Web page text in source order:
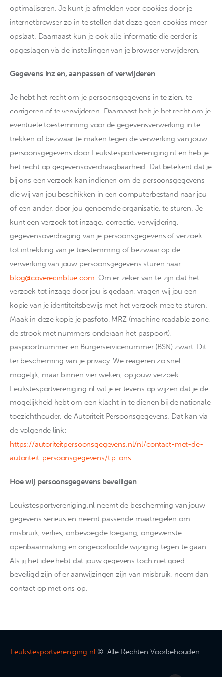
optimaliseren. Je kunt je afmelden voor cookies door je
internetbrowser zo in te stellen dat deze geen cookies meer
opslaat. Daarnaast kun je ook alle informatie die eerder is
opgeslagen via de instellingen van je browser verwijderen.
Gegevens inzien, aanpassen of verwijderen
Je hebt het recht om je persoonsgegevens in te zien, te
corrigeren of te verwijderen. Daarnaast heb je het recht om je
eventuele toestemming voor de gegevensverwerking in te
trekken of bezwaar te maken tegen de verwerking van jouw
persoonsgegevens door Leukstesportvereniging.nl en heb je
het recht op gegevensoverdraagbaarheid. Dat betekent dat je
bij ons een verzoek kan indienen om de persoonsgegevens
die wij van jou beschikken in een computerbestand naar jou
of een ander, door jou genoemde organisatie, te sturen. Je
kunt een verzoek tot inzage, correctie, verwijdering,
gegevensoverdraging van je persoonsgegevens of verzoek
tot intrekking van je toestemming of bezwaar op de
verwerking van jouw persoonsgegevens sturen naar
blog@coveredinblue.com. Om er zeker van te zijn dat het
verzoek tot inzage door jou is gedaan, vragen wij jou een
kopie van je identiteitsbewijs met het verzoek mee te sturen.
Maak in deze kopie je pasfoto, MRZ (machine readable zone,
de strook met nummers onderaan het paspoort),
paspoortnummer en Burgerservicenummer (BSN) zwart. Dit
ter bescherming van je privacy. We reageren zo snel
mogelijk, maar binnen vier weken, op jouw verzoek .
Leukstesportvereniging.nl wil je er tevens op wijzen dat je de
mogelijkheid hebt om een klacht in te dienen bij de nationale
toezichthouder, de Autoriteit Persoonsgegevens. Dat kan via
de volgende link:
https://autoriteitpersoonsgegevens.nl/nl/contact-met-de-
autoriteit-persoonsgegevens/tip-ons
Hoe wij persoonsgegevens beveiligen
Leukstesportvereniging.nl neemt de bescherming van jouw
gegevens serieus en neemt passende maatregelen om
misbruik, verlies, onbevoegde toegang, ongewenste
openbaarmaking en ongeoorloofde wijziging tegen te gaan.
Als jij het idee hebt dat jouw gegevens toch niet goed
beveiligd zijn of er aanwijzingen zijn van misbruik, neem dan
contact op met ons op.
Leukstesportvereniging.nl©. Alle Rechten Voorbehouden.